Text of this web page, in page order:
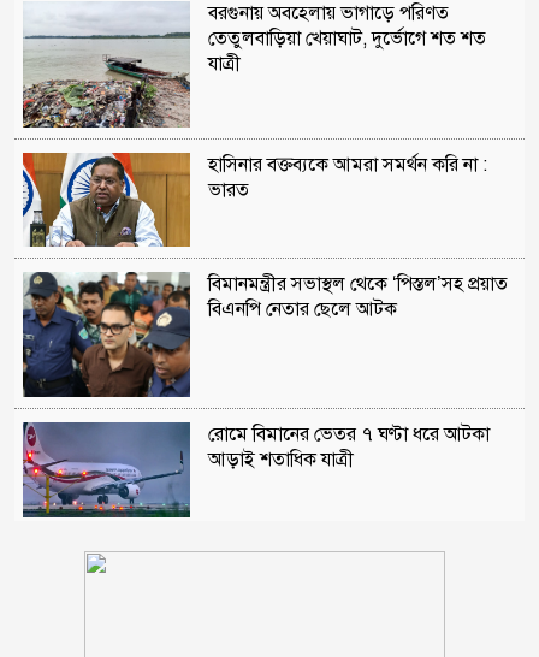
বরগুনায় অবহেলায় ভাগাড়ে পরিণত
তেতুলবাড়িয়া খেয়াঘাট, দুর্ভোগে শত শত
যাত্রী
হাসিনার বক্তব্যকে আমরা সমর্থন করি না :
ভারত
বিমানমন্ত্রীর সভাস্থল থেকে ‘পিস্তল’সহ প্রয়াত
বিএনপি নেতার ছেলে আটক
রোমে বিমানের ভেতর ৭ ঘণ্টা ধরে আটকা
আড়াই শতাধিক যাত্রী
নোয়াখালীতে পর্নোগ্রাফি চক্রের ৫ সদস্য